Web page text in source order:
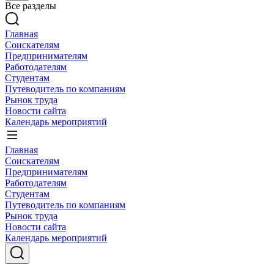
Все разделы
Главная
Соискателям
Предпринимателям
Работодателям
Студентам
Путеводитель по компаниям
Рынок труда
Новости сайта
Календарь мероприятий
Главная
Соискателям
Предпринимателям
Работодателям
Студентам
Путеводитель по компаниям
Рынок труда
Новости сайта
Календарь мероприятий